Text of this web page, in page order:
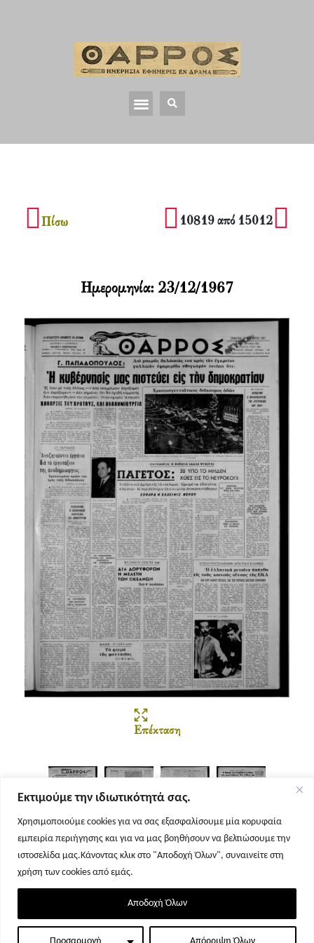
Εκτιμούμε την ιδιωτικότητά σας.
Χρησιμοποιούμε cookies για να σας εξασφαλίσουμε μία κορυφαία
εμπειρία περιήγησης και για να μας βοηθήσουν να βελτιώσουμε την
ιστοσελίδα μας.Κάνοντας κλικ στο "Αποδοχή Όλων", συναινείτε στη
χρήση των cookies από εμάς.
Προσαρμογή Απόρριψη Όλων
Αποδοχή Όλων
Πίσω 10819 από 15012
Επέκταση
Σελίδα 1 Σελίδα 2 Σελίδα 3 Σελίδα 4
Ημερομηνία: 23/12/1967